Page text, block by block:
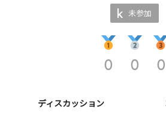
未参加
0 0 0
ディスカッション